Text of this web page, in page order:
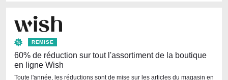
REMISE
60% de réduction sur tout l'assortiment de la boutique
en ligne Wish
Toute l'année, les réductions sont de mise sur les articles du magasin en